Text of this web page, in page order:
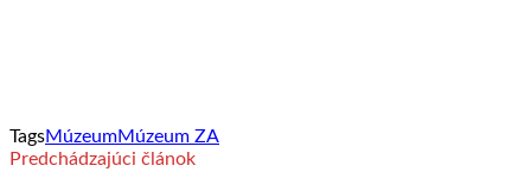
TagsMúzeumMúzeum ZA
Predchádzajúci článok